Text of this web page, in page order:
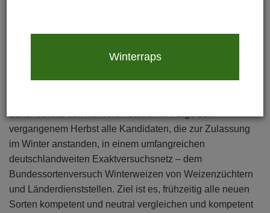
Winterraps
Neuzüchtungen anderer Züchter bereits bewiesen. Damit
ist eine neutrale und durchgängige Prüfung der neuen
vergangenem Herbst alle Kandidaten, die zur Zulassung
im Winter anstanden, in einem umfangreichen
deutschlandweiten Exaktversuchsnetz – dem
Bundessortenversuch Winterweizen von Weizenzüchtern
und Länderdienststellen. Ziel ist es, frühzeitig alle neuen
Sorten kompetent und neutral vergleichen und kompetent